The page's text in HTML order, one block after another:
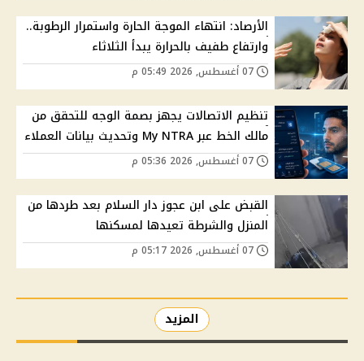
الأرصاد: انتهاء الموجة الحارة واستمرار الرطوبة..
وارتفاع طفيف بالحرارة يبدأ الثلاثاء
تنظيم الاتصالات يجهز بصمة الوجه للتحقق من
مالك الخط عبر My NTRA وتحديث بيانات العملاء
القبض على ابن عجوز دار السلام بعد طردها من
المنزل والشرطة تعيدها لمسكنها
المزيد